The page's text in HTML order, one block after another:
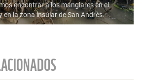
encontrar a los manglares en el
en la zona insular de San Andrés.